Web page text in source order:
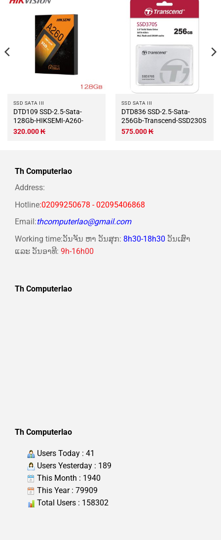
SSD SATA III
DTD109 SSD-2.5-Sata-
128Gb-HIKSEMI-A260-
320.000₭
SSD SATA III
DTD836 SSD-2.5-Sata-
256Gb-Transcend-SSD230S
575.000₭
Th Computerlao
Address:
Hotline:02099250678 - 02095406868
Email:thcomputerlao@gmail.com
Working time:ວັນຈັນ ຫາ ວັນສຸກ: 8h30-18h30 ວັນເສົາ
ແລະ ວັນອາທີ: 9h-16h00
Th Computerlao
Th Computerlao
Users Today : 41
Users Yesterday : 189
This Month : 1940
This Year : 79909
Total Users : 158302